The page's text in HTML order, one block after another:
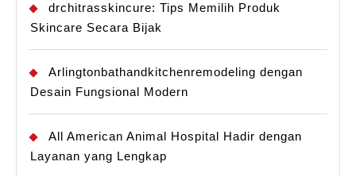
drchitrasskincure: Tips Memilih Produk
Skincare Secara Bijak
Arlingtonbathandkitchenremodeling dengan
Desain Fungsional Modern
All American Animal Hospital Hadir dengan
Layanan yang Lengkap